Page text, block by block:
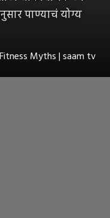
पाण्याचं योग्य
Fitness Myths | saam tv